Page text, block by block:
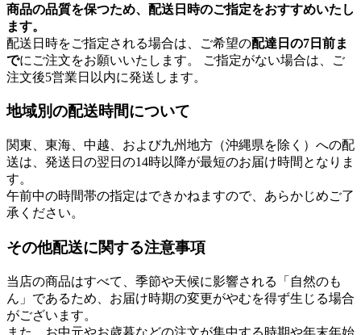
商品の品質を保つため、配送日時のご指定をおすすめいたし
ます。
配送日時をご指定される場合は、ご希望の配達日の7日前ま
でにご注文をお願いいたします。 ご指定がない場合は、ご
注文後5営業日以内に発送します。
地域別の配送時間について
関東、東海、中越、および九州地方（沖縄県を除く）への配
送は、発送日の翌日の14時以降が最短のお届け時間となりま
す。
午前中の時間帯の指定はできかねますので、あらかじめご了
承ください。
その他配送に関する注意事項
当店の商品はすべて、季節や天候に影響される「自然のも
ん」であるため、お届け時期の変更がやむを得ず生じる場合
がございます。
また、お中元やお歳暮などの注文が集中する時期や年末年始